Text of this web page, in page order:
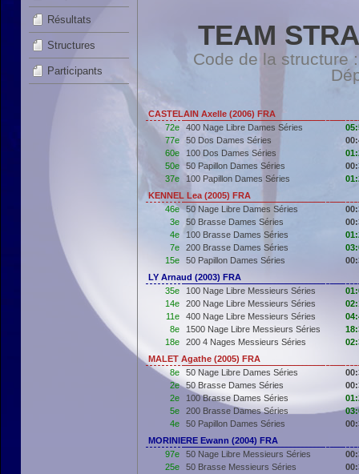
Résultats
Structures
Participants
TEAM
Code de la structure
CASTELAIN Axelle (2006) FRA
72e
400 Nage Libre Dames Séries
77e
50 Dos Dames Séries
60e
100 Dos Dames Séries
50e
50 Papillon Dames Séries
37e
100 Papillon Dames Séries
KENNEL Lea (2005) FRA
46e
50 Nage Libre Dames Séries
3e
50 Brasse Dames Séries
4e
100 Brasse Dames Séries
7e
200 Brasse Dames Séries
15e
50 Papillon Dames Séries
LY Arnaud (2003) FRA
35e
100 Nage Libre Messieurs Séries
14e
200 Nage Libre Messieurs Séries
11e
400 Nage Libre Messieurs Séries
8e
1500 Nage Libre Messieurs Séries
18e
200 4 Nages Messieurs Séries
MALET Agathe (2005) FRA
8e
50 Nage Libre Dames Séries
2e
50 Brasse Dames Séries
2e
100 Brasse Dames Séries
5e
200 Brasse Dames Séries
4e
50 Papillon Dames Séries
MORINIERE Ewann (2004) FRA
97e
50 Nage Libre Messieurs Séries
25e
50 Brasse Messieurs Séries